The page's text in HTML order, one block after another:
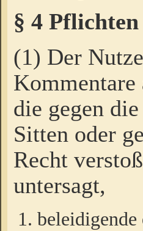
§ 4
(1) Der
die gegen
Sitten oder
Recht
untersagt,